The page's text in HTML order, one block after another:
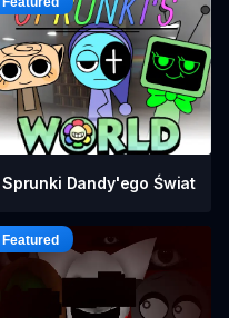
Sprunki Dandy'ego Świat